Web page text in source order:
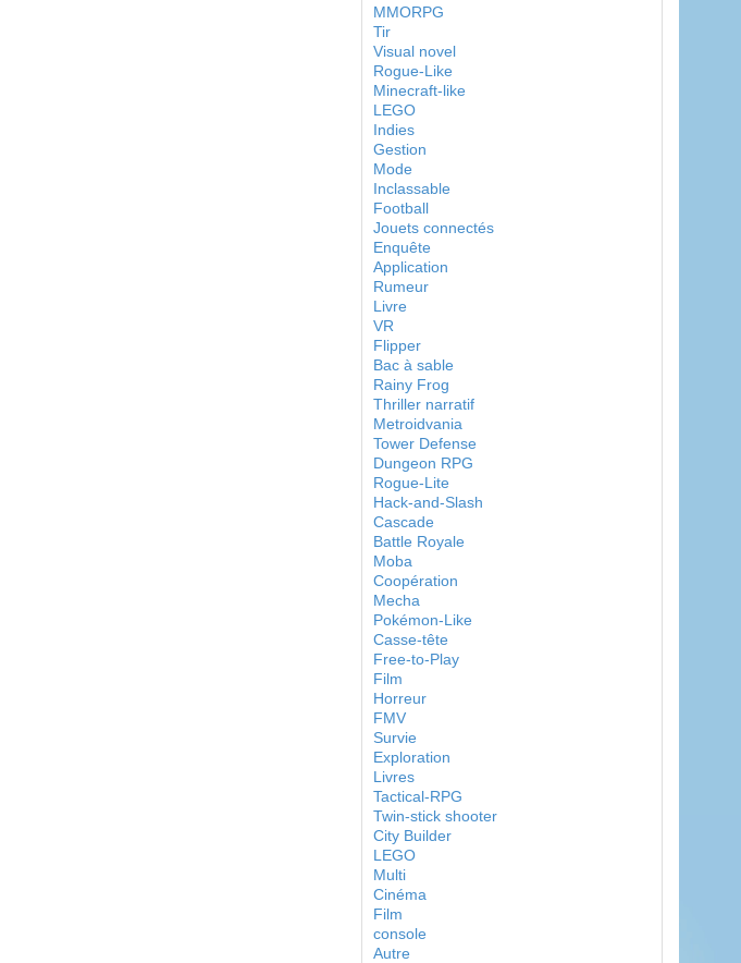
MMORPG
Tir
Visual novel
Rogue-Like
Minecraft-like
LEGO
Indies
Gestion
Mode
Inclassable
Football
Jouets connectés
Enquête
Application
Rumeur
Livre
VR
Flipper
Bac à sable
Rainy Frog
Thriller narratif
Metroidvania
Tower Defense
Dungeon RPG
Rogue-Lite
Hack-and-Slash
Cascade
Battle Royale
Moba
Coopération
Mecha
Pokémon-Like
Casse-tête
Free-to-Play
Film
Horreur
FMV
Survie
Exploration
Livres
Tactical-RPG
Twin-stick shooter
City Builder
LEGO
Multi
Cinéma
Film
console
Autre